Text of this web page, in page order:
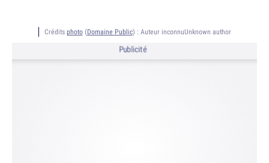
Crédits photo(Domaine Public) : Auteur inconnuUnknown author
Publicité